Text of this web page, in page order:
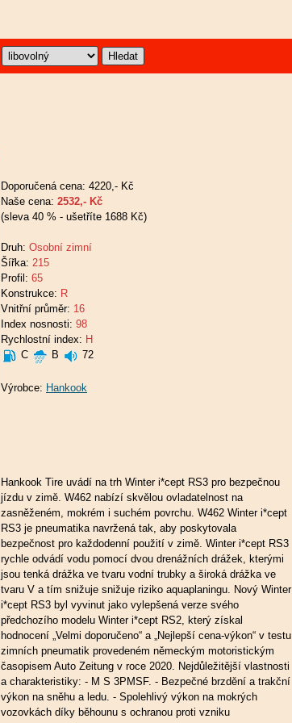
Doporučená cena: 4220,- Kč
Naše cena: 2532,- Kč
(sleva 40 % - ušetříte 1688 Kč)
Druh: Osobní zimní
Šířka: 215
Profil: 65
Konstrukce: R
Vnitřní průměr: 16
Index nosnosti: 98
Rychlostní index: H
C
B 72
Výrobce: Hankook
Hankook Tire uvádí na trh Winter i*cept RS3 pro bezpečnou
jízdu v zimě. W462 nabízí skvělou ovladatelnost na
zasněženém, mokrém i suchém povrchu. W462 Winter i*cept
RS3 je pneumatika navržená tak, aby poskytovala
bezpečnost pro každodenní použití v zimě. Winter i*cept RS3
rychle odvádí vodu pomocí dvou drenážních drážek, kterými
jsou tenká drážka ve tvaru vodní trubky a široká drážka ve
tvaru V a tím snižuje snižuje riziko aquaplaningu. Nový Winter
i*cept RS3 byl vyvinut jako vylepšená verze svého
předchozího modelu Winter i*cept RS2, který získal
hodnocení „Velmi doporučeno“ a „Nejlepší cena-výkon“ v testu
zimních pneumatik provedeném německým motoristickým
časopisem Auto Zeitung v roce 2020. Nejdůležitější vlastnosti
a charakteristiky: - M S 3PMSF. - Bezpečné brzdění a trakční
výkon na sněhu a ledu. - Spolehlivý výkon na mokrých
vozovkách díky běhounu s ochranou proti vzniku